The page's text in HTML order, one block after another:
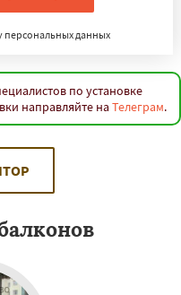
персональных данных
по установке
направляйте на Телеграм.